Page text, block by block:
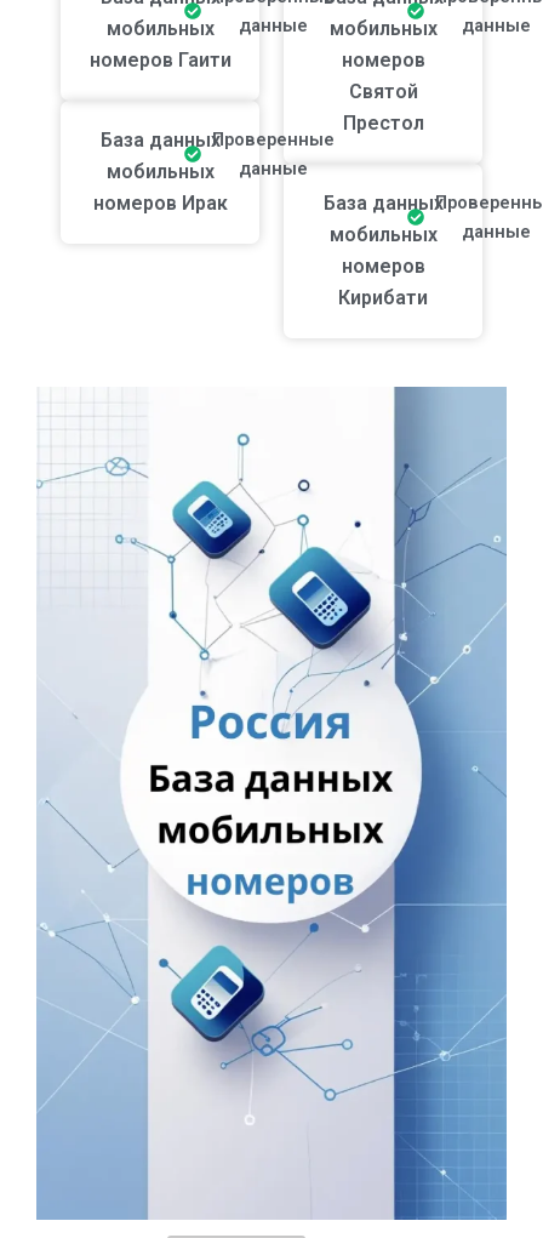
мобильных
номеров Гаити
данные
База данных
мобильных
номеров Ирак
Проверенные
данные
мобильных
номеров
Святой
Престол
данные
База данных
мобильных
номеров
Кирибати
данные